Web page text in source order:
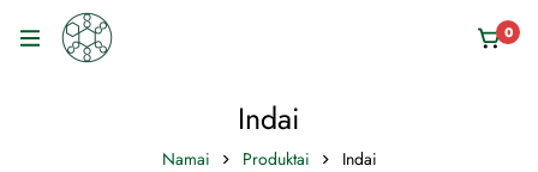
0
Indai
Namai Produktai Indai